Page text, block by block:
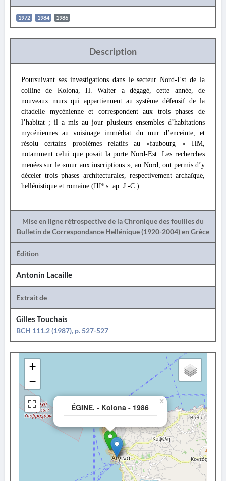
1972 1984 1986
Description
Poursuivant ses investigations dans le secteur Nord-Est de la
colline de Kolona, H. Walter a dégagé, cette année, de
nouveaux murs qui appartiennent au système défensif de la
citadelle mycénienne et correspondent aux trois phases de
l’habitat ; il a mis au jour plusieurs ensembles d’habitations
mycéniennes au voisinage immédiat du mur d’enceinte, et
résolu certains problèmes relatifs au «faubourg » HM,
notamment celui que posait la porte Nord-Est. Les recherches
menées sur le «mur aux inscriptions », au Nord, ont permis d’y
déceler trois phases architecturales, respectivement archaïque,
hellénistique et romaine (IIIe s. ap. J.-C.).
Mise en ligne rétrospective de la Chronique des fouilles du
Bulletin de Correspondance Hellénique (1920-2004) en Grèce
Édition
Antonin Lacaille
Extrait de
Gilles Touchais
BCH 111.2 (1987), p. 527-527
ÉGINE. - Kolona - 1986
×
+
−